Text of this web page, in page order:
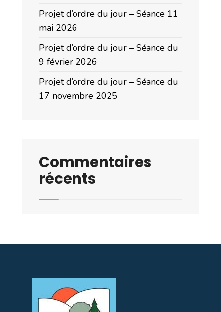
Projet d’ordre du jour – Séance 11
mai 2026
Projet d’ordre du jour – Séance du
9 février 2026
Projet d’ordre du jour – Séance du
17 novembre 2025
Commentaires
récents